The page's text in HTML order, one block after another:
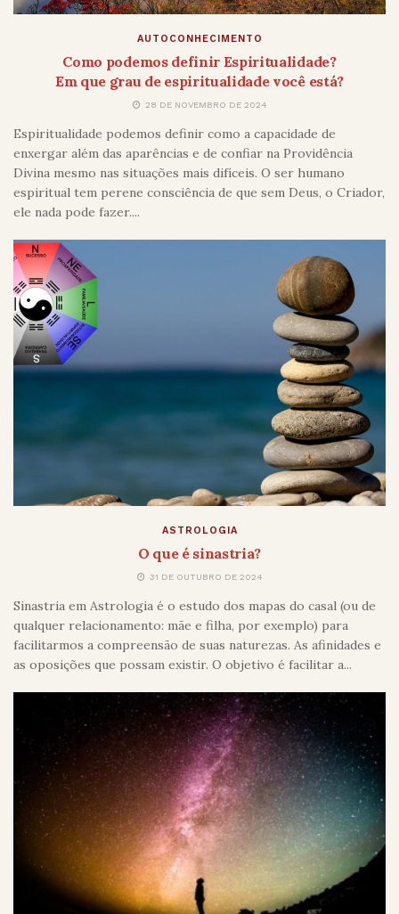
AUTOCONHECIMENTO
Como podemos definir Espiritualidade?
Em que grau de espiritualidade você está?
28 DE NOVEMBRO DE 2024
Espiritualidade podemos definir como a capacidade de
enxergar além das aparências e de confiar na Providência
Divina mesmo nas situações mais difíceis. O ser humano
espiritual tem perene consciência de que sem Deus, o Criador,
ele nada pode fazer....
ASTROLOGIA
O que é sinastria?
31 DE OUTUBRO DE 2024
Sinastria em Astrologia é o estudo dos mapas do casal (ou de
qualquer relacionamento: mãe e filha, por exemplo) para
facilitarmos a compreensão de suas naturezas. As afinidades e
as oposições que possam existir. O objetivo é facilitar a...